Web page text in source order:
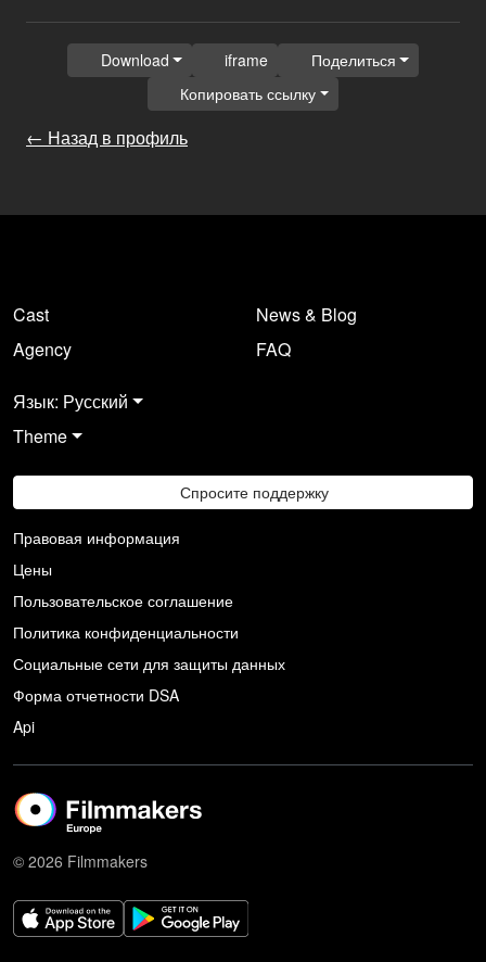
← Назад в профиль
Download iframe
Поделиться
Копировать ссылку
Cast
Agency
News & Blog
FAQ
Язык: Русский
Theme
Спросите поддержку
Правовая информация
Цены
Пользовательское соглашение
Политика конфиденциальности
Социальные сети для защиты данных
Форма отчетности DSA
Api
© 2026 Filmmakers